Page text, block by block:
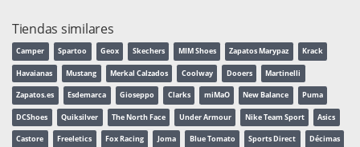
Tiendas similares
Camper Spartoo Geox Skechers MIM Shoes Zapatos Marypaz Krack
Havaianas Mustang Merkal Calzados Coolway Dooers Martinelli
Zapatos.es Esdemarca Gioseppo Clarks miMaO New Balance Puma
DCShoes Quiksilver The North Face Under Armour Nike Team Sport Asics
Castore Freeletics Fox Racing Joma Blue Tomato Sports Direct Décimas